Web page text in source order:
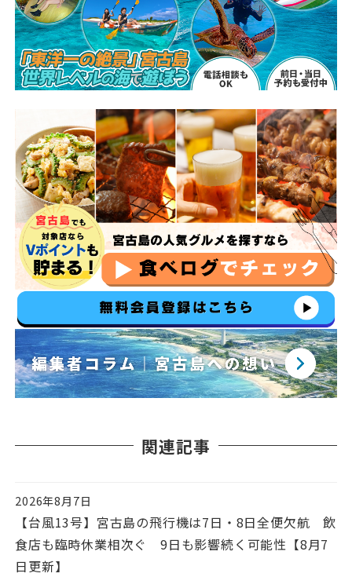
関連記事
投稿日
2026年8月7日
【台風13号】宮古島の飛行機は7日・8日全便欠航 飲
食店も臨時休業相次ぐ 9日も影響続く可能性【8月7
日更新】